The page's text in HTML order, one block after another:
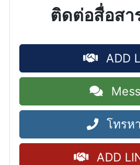
ติดต่อสื่อสา
ADD
โทรห
ADD